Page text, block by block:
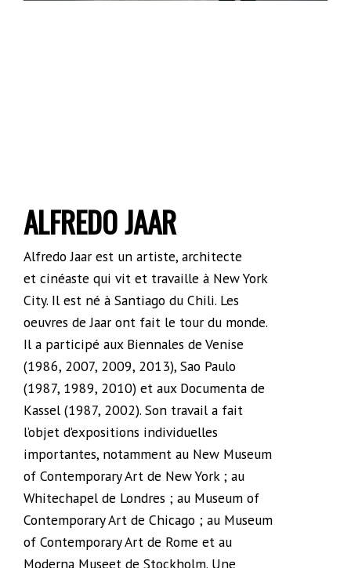
ALFREDO JAAR
Alfredo Jaar est un artiste, architecte
et cinéaste qui vit et travaille à New York
City. Il est né à Santiago du Chili. Les
oeuvres de Jaar ont fait le tour du monde.
Il a participé aux Biennales de Venise
(1986, 2007, 2009, 2013), Sao Paulo
(1987, 1989, 2010) et aux Documenta de
Kassel (1987, 2002). Son travail a fait
l’objet d’expositions individuelles
importantes, notamment au New Museum
of Contemporary Art de New York ; au
Whitechapel de Londres ; au Museum of
Contemporary Art de Chicago ; au Museum
of Contemporary Art de Rome et au
Moderna Museet de Stockholm. Une